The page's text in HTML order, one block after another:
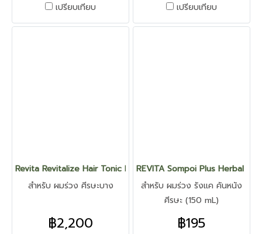
เปรียบเทียบ
เปรียบเทียบ
Revita Revitalize Hair Tonic Refill - รีไวต้า รีไวต้าไลซ์ แฮร์ โทนิค (
สำหรับ ผมร่วง ศีรษะบาง
฿2,200
REVITA Sompoi Plus Herbal
สำหรับ ผมร่วง รังแค คันหนัง
ศีรษะ (150 mL)
฿195